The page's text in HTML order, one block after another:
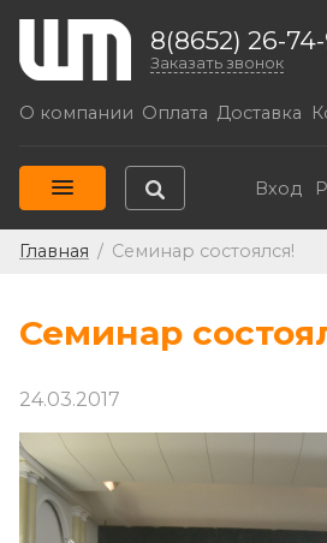
8(8652) 26-
Заказать звонок
О компании Оплата Доставка
Вход
Главная / Семинар состоялся!
Семинар
24.03.2017